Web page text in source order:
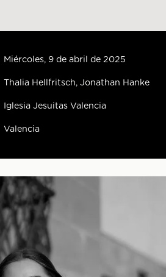
Miércoles, 9 de abril de 2025
Thalia Hellfritsch, Jonathan Hanke
Iglesia Jesuitas Valencia
Valencia